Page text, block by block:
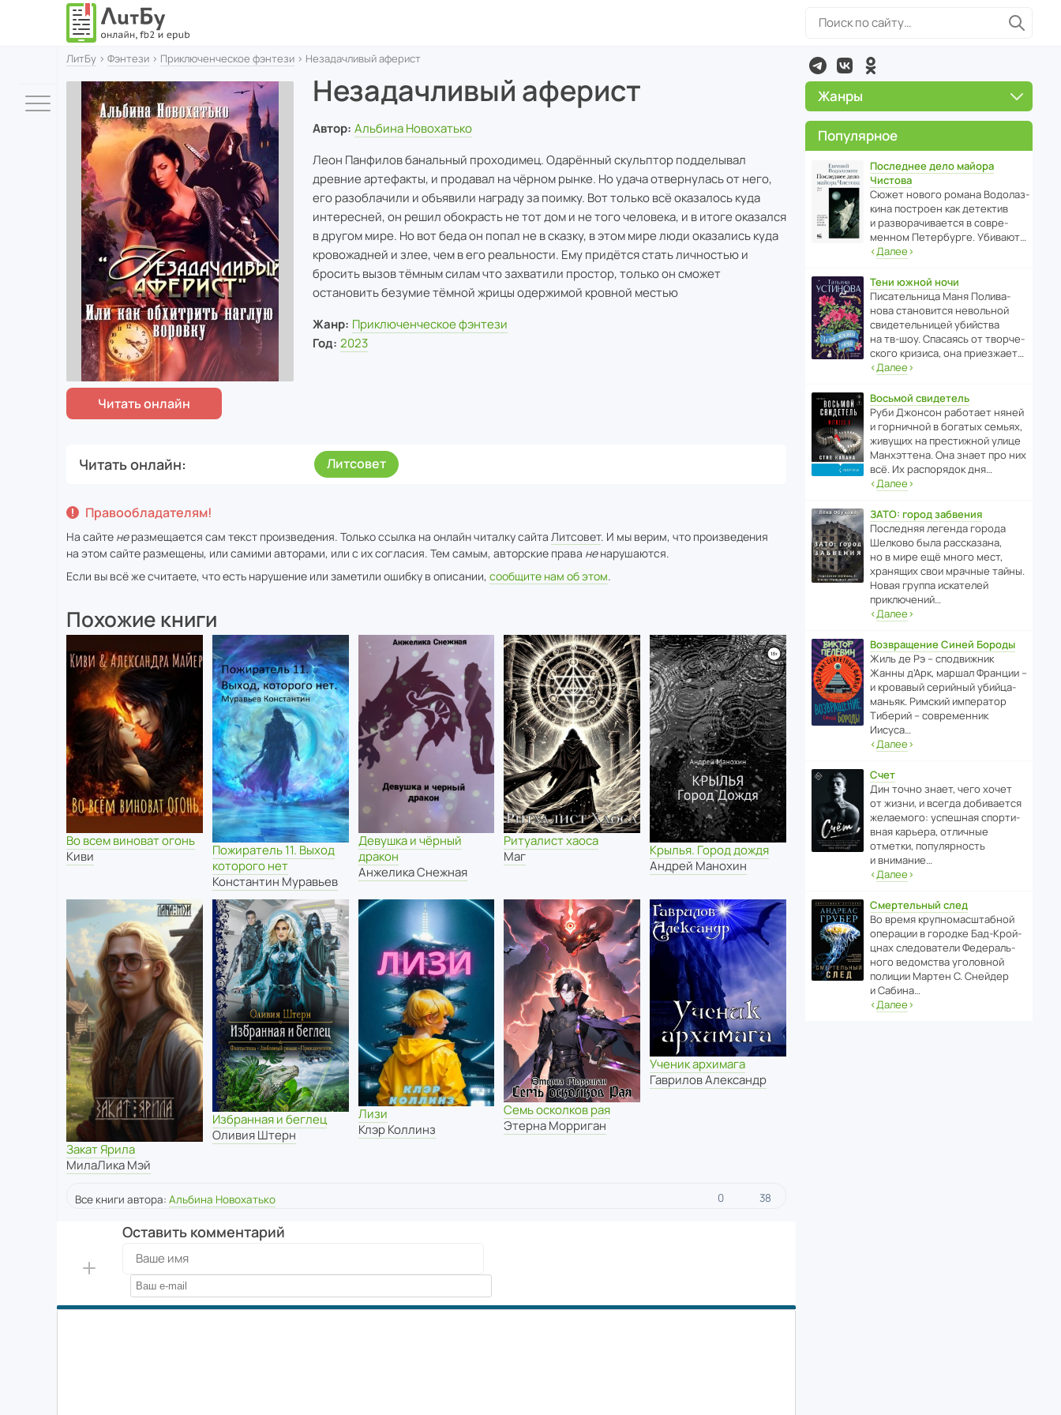
ЛитБу › Фэнтези › Приключенческое фэнтези › Незадачливый аферист
Незадачливый аферист
Автор: Альбина Новохатько
Леон Панфилов банальный проходимец. Одарённый скульптор подделывал
древние артефакты, и продавал на чёрном рынке. Но удача отвернулась от него,
его разоблачили и объявили награду за поимку. Вот только всё оказалось куда
интересней, он решил обокрасть не тот дом и не того человека, и в итоге оказался
в другом мире. Но вот беда он попал не в сказку, в этом мире люди оказались куда
кровожадней и злее, чем в его реальности. Ему придётся стать личностью и
бросить вызов тёмным силам что захватили простор, только он сможет
остановить безумие тёмной жрицы одержимой кровной местью
Жанр: Приключенческое фэнтези
Год: 2023
Читать онлайн Литсовет
Правообладателям!
На сайте неразмещается сам текст произведения. Только ссылка на онлайн читалку сайта Литсовет. И мы верим, что произведения
на этом сайте размещены, или самими авторами, или с их согласия. Тем самым, авторские права ненарушаются.
Если вы всё же считаете, что есть нарушение или заметили ошибку в описании, сообщите нам об этом.
Похожие книги
Во всем виноват огонь
Киви
Пожиратель 11. Выход
которого нет
Константин Муравьев
Девушка и чёрный
дракон
Анжелика Снежная
Ритуалист хаоса
Маг
Крылья. Город дождя
Андрей Манохин
Закат Ярила
МилаЛика Мэй
Избранная и беглец
Оливия Штерн
Лизи
Клэр Коллинз
Семь осколков рая
Этерна Морриган
Ученик архимага
Гаврилов Александр
Все книги автора: Альбина Новохатько 0 38
Оставить комментарий
Жанры
Популярное
Последнее дело майора
Чистова
Сюжет нового романа Водо­ла­з­
кина пост­роен как дете­ктив
и разво­ра­чи­ва­ется в совре­
менном Пете­р­бурге. Убивают…
‹Далее›
Тени южной ночи
Писа­тель­ница Маня Поли­ва­
нова стано­вится невольной
свиде­тель­ницей убийства
на тв-шоу. Спасаясь от твор­че­
с­кого кризиса, она приезжает…
‹Далее›
Восьмой свидетель
Руби Джонсон рабо­тает няней
и горни­чной в богатых семьях,
живущих на прес­ти­жной улице
Манх­эт­тена. Она знает про них
всё. Их распо­рядок дня…
‹Далее›
ЗАТО: город забвения
После­дняя легенда города
Шелково была расска­зана,
но в мире ещё много мест,
хранящих свои мрачные тайны.
Новая группа иска­телей
приключений…
‹Далее›
Возвращение Синей Бороды
Жиль де Рэ – спод­ви­жник
Жанны д’Арк, маршал Франции –
и кровавый серийный убийца-
маньяк. Римский импе­ратор
Тиберий – совре­менник
Иисуса…
‹Далее›
Счет
Дин точно знает, чего хочет
от жизни, и всегда доби­ва­ется
жела­е­мого: успе­шная спор­ти­
вная карьера, отли­чные
отметки, попу­ля­р­ность
и внимание…
‹Далее›
Смертельный след
Во время круп­но­мас­ш­та­бной
операции в городке Бад‑Крой­
цнах следо­ва­тели Феде­раль­
ного ведомства уголо­вной
полиции Мартен С. Снейдер
и Сабина…
‹Далее›